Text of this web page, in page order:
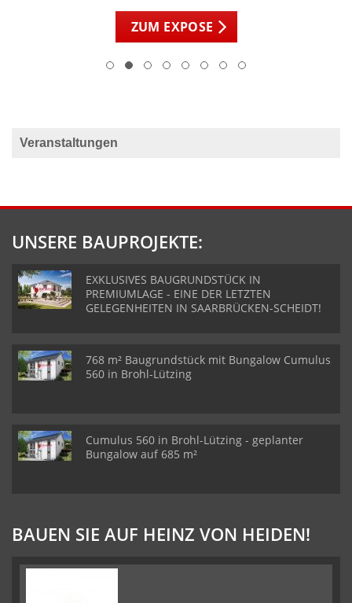
ZUM EXPOSE
Veranstaltungen
UNSERE BAUPROJEKTE:
EXKLUSIVES BAUGRUNDSTÜCK IN
PREMIUMLAGE - EINE DER LETZTEN
GELEGENHEITEN IN SAARBRÜCKEN-SCHEIDT!
768 m² Baugrundstück mit Bungalow Cumulus
560 in Brohl-Lützing
Cumulus 560 in Brohl-Lützing - geplanter
Bungalow auf 685 m²
BAUEN SIE AUF HEINZ VON HEIDEN!